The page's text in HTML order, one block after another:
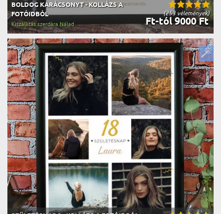
(253 vélemények)
BOLDOG KARÁCSONYT - KOLLÁZS A
FOTÓIDBÓL
Ft-tól 9000 Ft
Kiszállítás szerdára Nálad